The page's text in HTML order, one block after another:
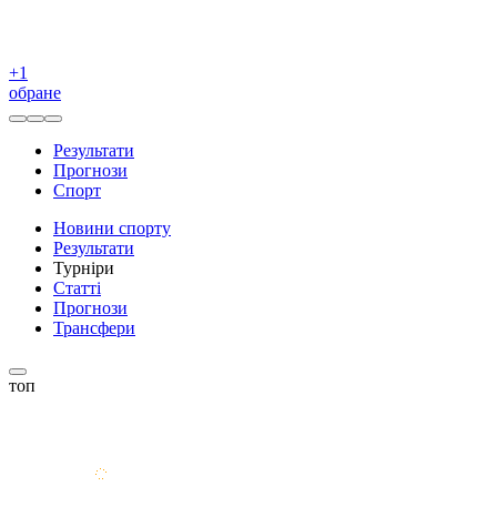
+1
обране
Результати
Прогнози
Спорт
Новини спорту
Результати
Турніри
Статті
Прогнози
Трансфери
топ